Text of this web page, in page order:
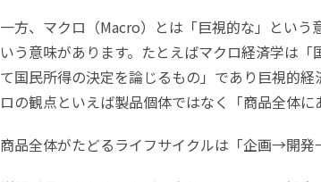
一方、マクロ（Macro）とは「巨視的な」とい
いう意味があります。たとえばマクロ経済学は
て国民所得の決定を論じるもの」であり巨視的
ロの観点といえば製品個体ではなく「商品全体に
商品全体がたどるライフサイクルは「企画→開